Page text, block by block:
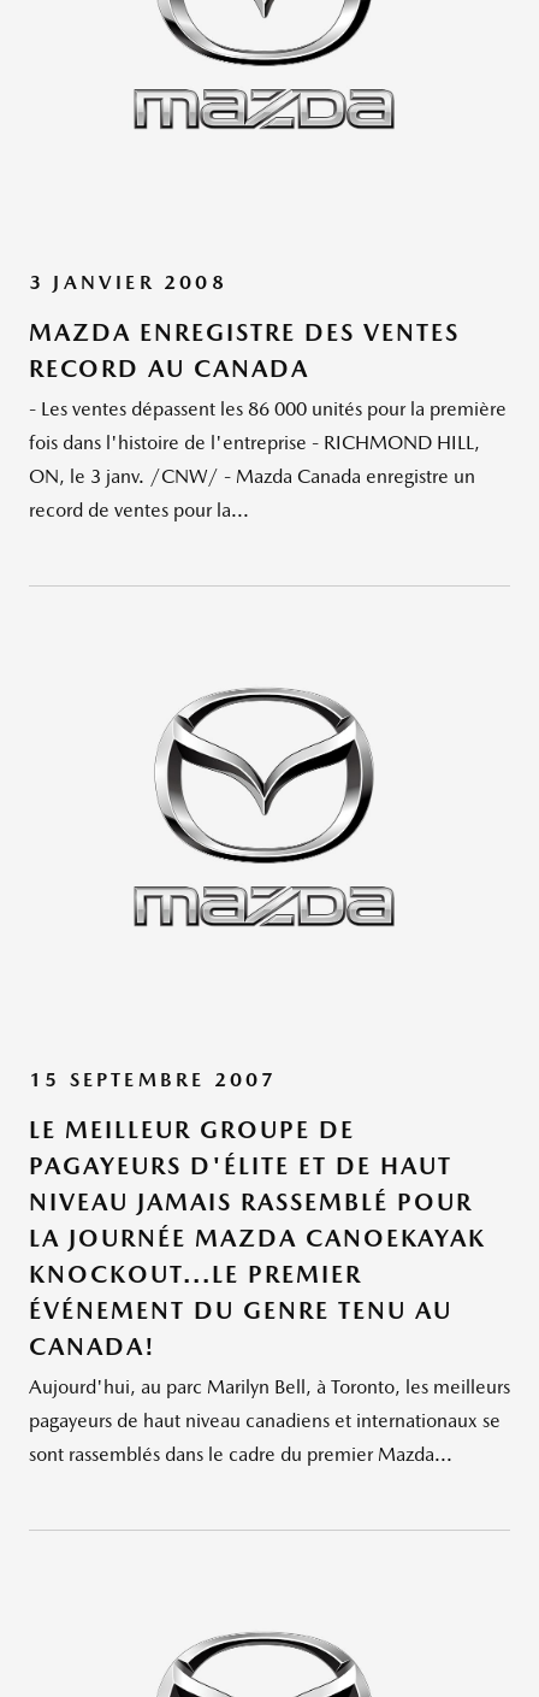
3 JANVIER 2008
MAZDA ENREGISTRE DES VENTES
RECORD AU CANADA
- Les ventes dépassent les 86 000 unités pour la première
fois dans l'histoire de l'entreprise - RICHMOND HILL,
ON, le 3 janv. /CNW/ - Mazda Canada enregistre un
record de ventes pour la...
15 SEPTEMBRE 2007
LE MEILLEUR GROUPE DE
PAGAYEURS D'ÉLITE ET DE HAUT
NIVEAU JAMAIS RASSEMBLÉ POUR
LA JOURNÉE MAZDA CANOEKAYAK
KNOCKOUT...LE PREMIER
ÉVÉNEMENT DU GENRE TENU AU
CANADA!
Aujourd'hui, au parc Marilyn Bell, à Toronto, les meilleurs
pagayeurs de haut niveau canadiens et internationaux se
sont rassemblés dans le cadre du premier Mazda...